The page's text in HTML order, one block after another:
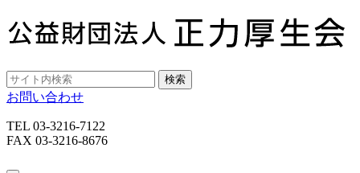
検索
お問い合わせ
TEL 03-3216-7122
FAX 03-3216-8676